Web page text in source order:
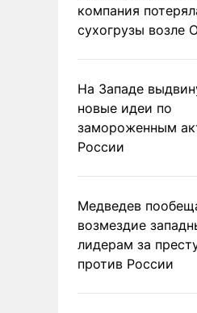
компания
сухогрузы возле
На Западе
новые идеи по
замороженным
России
Медведев
возмездие
лидерам за
против России